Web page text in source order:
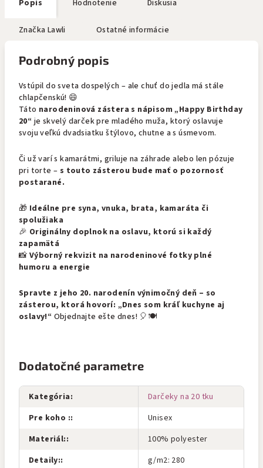
Popis Hodnotenie Diskusia
Značka Lawli Ostatné informácie
Podrobný popis
Vstúpil do sveta dospelých – ale chuť do jedla má stále
chlapčenskú! 😄
Táto narodeninová zástera s nápisom „Happy Birthday
20“ je skvelý darček pre mladého muža, ktorý oslavuje
svoju veľkú dvadsiatku štýlovo, chutne a s úsmevom.
Či už varí s kamarátmi, griluje na záhrade alebo len pózuje
pri torte – s touto zásterou bude mať o pozornosť
postarané.
🎁 Ideálne pre syna, vnuka, brata, kamaráta či
spolužiaka
🎉 Originálny doplnok na oslavu, ktorú si každý
zapamätá
📸 Výborný rekvizit na narodeninové fotky plné
humoru a energie
Spravte z jeho 20. narodenín výnimočný deň – so
zásterou, ktorá hovorí: „Dnes som kráľ kuchyne aj
oslavy!“ Objednajte ešte dnes! 🎈🍽️
Dodatočné parametre
Kategória:
Darčeky na 20 tku
Pre koho ::
Unisex
Materiál::
100% polyester
Detaily::
g/m2: 280